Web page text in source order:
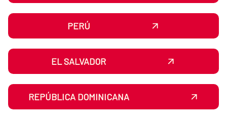
PERÚ
EL SALVADOR
REPÚBLICA DOMINICANA